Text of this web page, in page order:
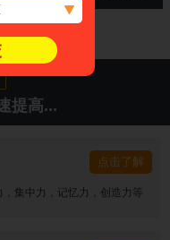
提高...
集中力，记忆力，创造力等
点击了解